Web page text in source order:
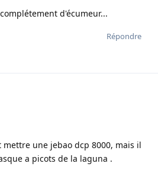
d'écumeur...
Répondre
une jebao dcp 8000, mais il
a picots de la laguna .